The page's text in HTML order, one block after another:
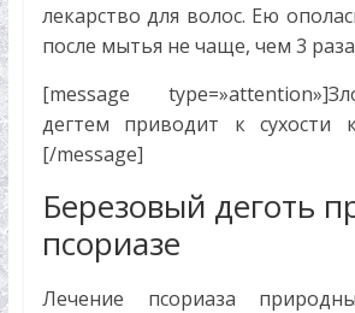
лекарство для волос. Ею
после мытья не чаще, чем 3
[message
дегтем приводит к сухости
[/message]
Березовый деготь
псориазе
Лечение псориаза